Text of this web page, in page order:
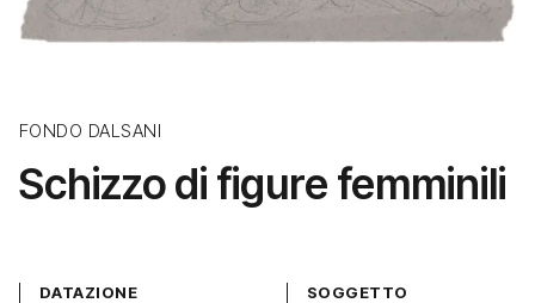
FONDO DALSANI
Schizzo di figure femminili
DATAZIONE SOGGETTO